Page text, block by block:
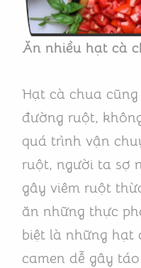
Ăn nhiều hạt cà
Hạt cà chua
đường ruột,
quá trình vận
ruột, người ta sợ
gây viêm ruột
ăn những thực
biệt là những hạt
camen dễ gây